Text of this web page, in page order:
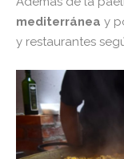
mediterránea y
y restaurantes